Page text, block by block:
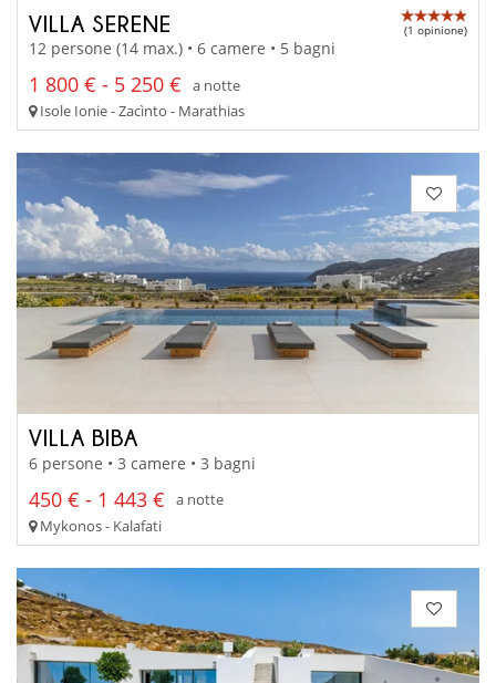
VILLA SERENE (1 opinione)
12 persone (14 max.) • 6 camere • 5 bagni
1 800 € - 5 250 €
a notte
Isole Ionie - Zacìnto - Marathias
VILLA BIBA
6 persone • 3 camere • 3 bagni
450 € - 1 443 €
a notte
Mykonos - Kalafati